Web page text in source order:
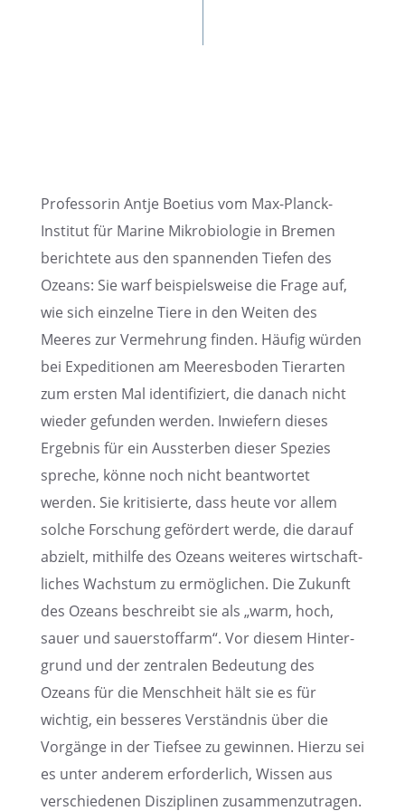
Profes­so­rin Antje Boetius vom Max-Planck-
Insti­tut für Marine Mikro­bio­lo­gie in Bremen
berich­tete aus den spannen­den Tiefen des
Ozeans: Sie warf beispiels­weise die Frage auf,
wie sich einzelne Tiere in den Weiten des
Meeres zur Vermeh­rung finden. Häufig würden
bei Expedi­tio­nen am Meeres­bo­den Tierar­ten
zum ersten Mal identi­fi­ziert, die danach nicht
wieder gefun­den werden. Inwie­fern dieses
Ergeb­nis für ein Ausster­ben dieser Spezies
spreche, könne noch nicht beant­wor­tet
werden. Sie kriti­sierte, dass heute vor allem
solche Forschung geför­dert werde, die darauf
abzielt, mithilfe des Ozeans weite­res wirtschaft­
li­ches Wachs­tum zu ermög­li­chen. Die Zukunft
des Ozeans beschreibt sie als „warm, hoch,
sauer und sauer­stoff­arm“. Vor diesem Hinter­
grund und der zentra­len Bedeu­tung des
Ozeans für die Mensch­heit hält sie es für
wichtig, ein besse­res Verständ­nis über die
Vorgänge in der Tiefsee zu gewin­nen. Hierzu sei
es unter anderem erfor­der­lich, Wissen aus
verschie­de­nen Diszi­pli­nen zusammenzutragen.